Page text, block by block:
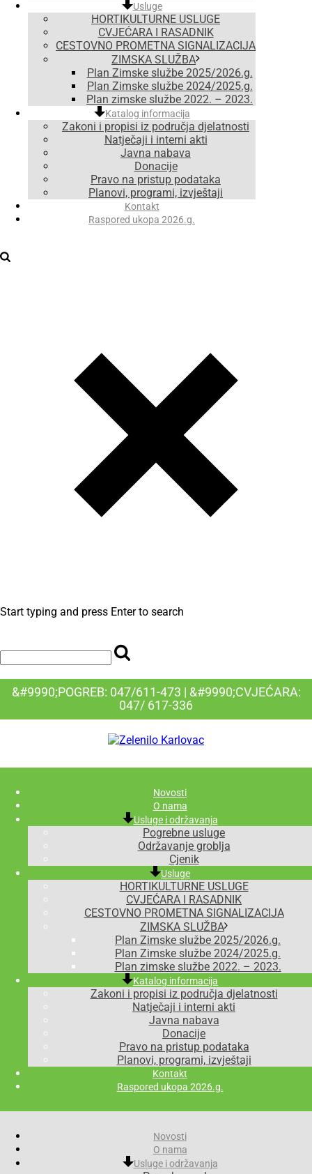
Usluge
HORTIKULTURNE USLUGE
CVJEĆARA I RASADNIK
CESTOVNO PROMETNA SIGNALIZACIJA
ZIMSKA SLUŽBA
Plan Zimske službe 2025/2026.g.
Plan Zimske službe 2024/2025.g.
Plan zimske službe 2022. – 2023.
Katalog informacija
Zakoni i propisi iz područja djelatnosti
Natječaji i interni akti
Javna nabava
Donacije
Pravo na pristup podataka
Planovi, programi, izvještaji
Kontakt
Raspored ukopa 2026.g.
Start typing and press Enter to search
&#9990;POGREB: 047/611-473 | &#9990;CVJEĆARA:
047/ 617-336
Novosti
O nama
Usluge i održavanja
Pogrebne usluge
Održavanje groblja
Cjenik
Usluge
HORTIKULTURNE USLUGE
CVJEĆARA I RASADNIK
CESTOVNO PROMETNA SIGNALIZACIJA
ZIMSKA SLUŽBA
Plan Zimske službe 2025/2026.g.
Plan Zimske službe 2024/2025.g.
Plan zimske službe 2022. – 2023.
Katalog informacija
Zakoni i propisi iz područja djelatnosti
Natječaji i interni akti
Javna nabava
Donacije
Pravo na pristup podataka
Planovi, programi, izvještaji
Kontakt
Raspored ukopa 2026.g.
Novosti
O nama
Usluge i održavanja